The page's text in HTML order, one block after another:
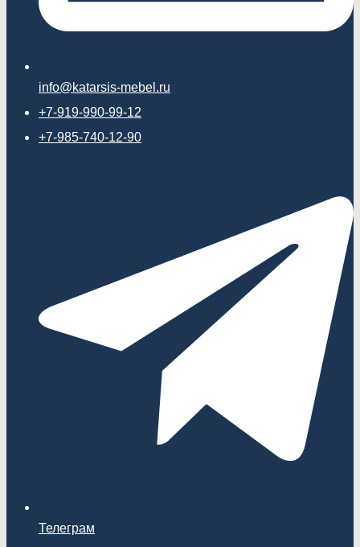
info@katarsis-mebel.ru
+7-919-990-99-12
+7-985-740-12-90
Телеграм